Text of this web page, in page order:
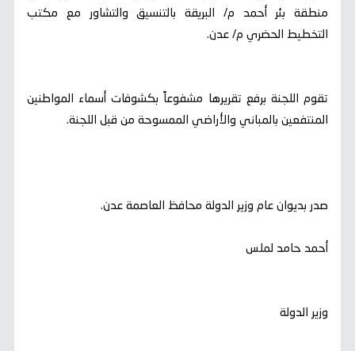
منطقة بئر أحمد م/ البريقة بالتنسيق والتشاور مع مكتب
التخطيط الحضري م/ عدن.
تقوم اللجنة برفع تقريرها مشفوعاً بكشوفات أسماء المواطنين
المنتفعين بالمباني والأراضي الممسوحة من قبل اللجنة.
صدر بديوان عام وزير الدولة محافظ العاصمة عدن.
أحمد حامد لملس
وزير الدولة